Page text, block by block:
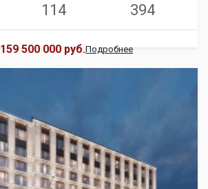
114 394
159 500 000 руб.Подробнее